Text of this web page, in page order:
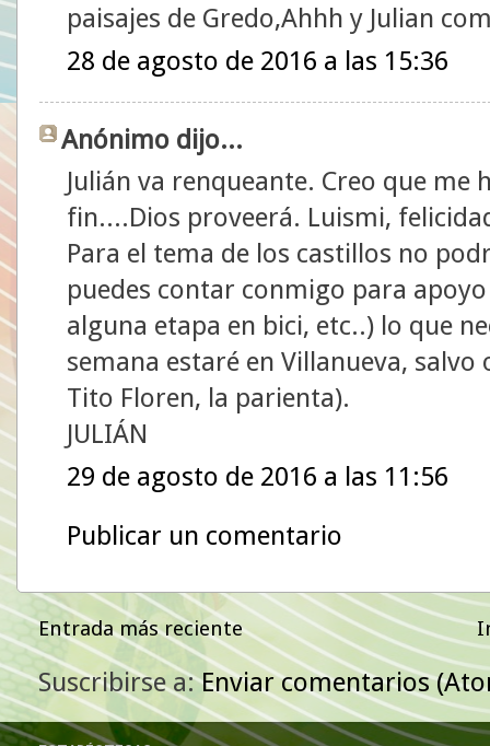
paisajes de Gredo,Ahhh y Julian
28 de agosto de 2016 a las 15:36
Anónimo dijo...
Julián va renqueante. Creo que
fin....Dios proveerá. Luismi,
Para el tema de los castillos no
puedes contar conmigo para
alguna etapa en bici, etc..) lo que
semana estaré en Villanueva,
Tito Floren, la parienta).
JULIÁN
29 de agosto de 2016 a las 11:56
Publicar un comentario
Entrada más reciente
Suscribirse a:Enviar comentarios